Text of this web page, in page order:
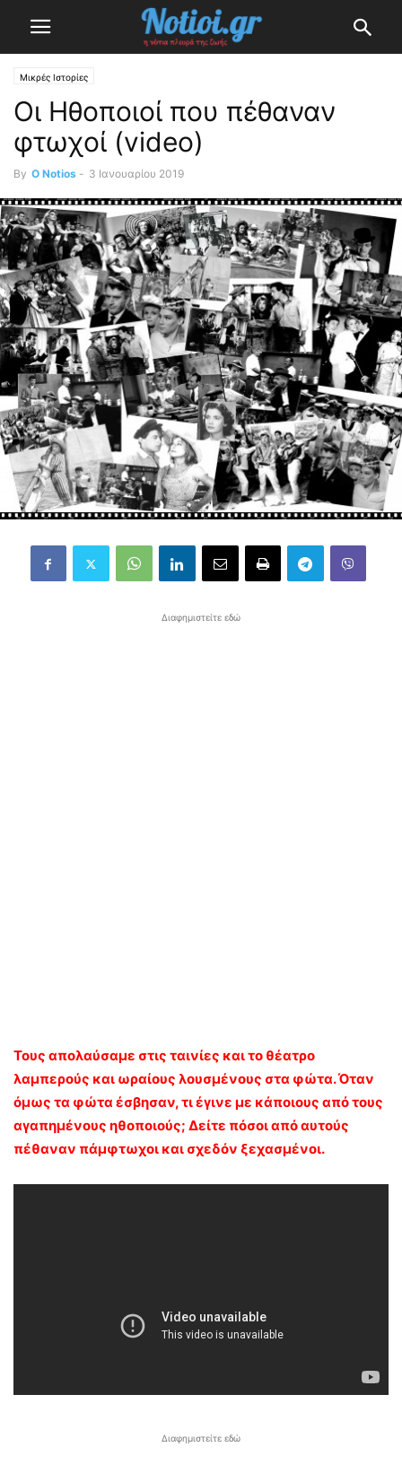
Μικρές Ιστορίες
Οι Ηθοποιοί που πέθαναν
φτωχοί (video)
By O Notios - 3 Ιανουαρίου 2019
Διαφημιστείτε εδώ
Τους απολαύσαμε στις ταινίες και το θέατρο
λαμπερούς και ωραίους λουσμένους στα φώτα. Όταν
όμως τα φώτα έσβησαν, τι έγινε με κάποιους από τους
αγαπημένους ηθοποιούς; Δείτε πόσοι από αυτούς
πέθαναν πάμφτωχοι και σχεδόν ξεχασμένοι.
Διαφημιστείτε εδώ